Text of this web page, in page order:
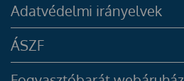
Adatvédelmi irányelvek
ÁSZF